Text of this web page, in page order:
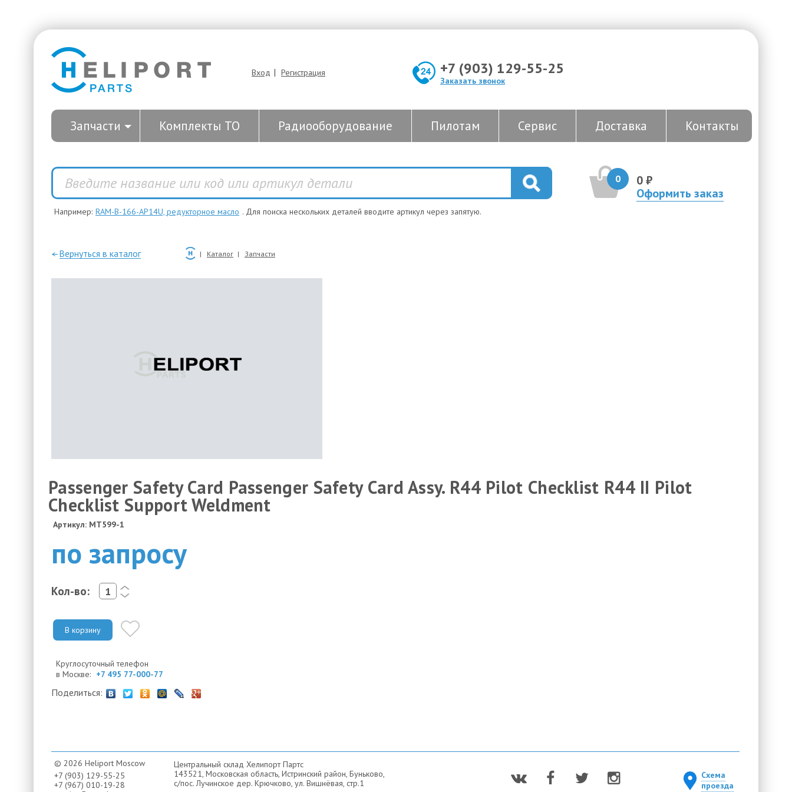
Вход | Регистрация +7 (903) 129-55-25
Заказать звонок
Запчасти Комплекты ТО Радиооборудование Пилотам Сервис Доставка Контакты
0
0 ₽
Оформить заказ
Например: RAM-B-166-AP14U, редукторное масло . Для поиска нескольких деталей вводите артикул через запятую.
—Вернуться в каталог Каталог Запчасти
Passenger Safety Card Passenger Safety Card Assy. R44 Pilot Checklist R44 II Pilot
Checklist Support Weldment
Артикул: MT599-1
по запросу
Кол-во:
<
>
В корзину
Круглосуточный телефон
в Москве: +7 495 77-000-77
Поделиться:
© 2026 Heliport Moscow
+7 (903) 129-55-25
+7 (967) 010-19-28
Центральный склад Хелипорт Партс
143521, Московская область, Истринский район, Буньково,
с/пос. Лучинское дер. Крючково, ул. Вишнёвая, стр.1
Схема
проезда